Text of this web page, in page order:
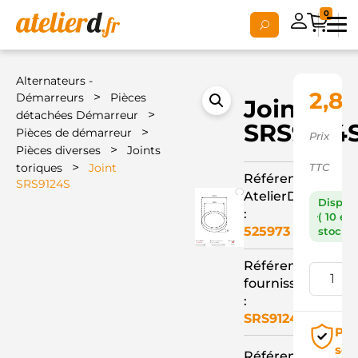
0
Alternateurs -
Démarreurs
>
Pièces
détachées Démarreur
>
Pièces de démarreur >
Pièces diverses >
Joints
toriques
>
Joint
SRS9124S
Joint
Référence
AtelierD
:
525973
Référence
fournisseur
:
SRS9124S
2,86
Prix
TTC
( 10 en
stock )